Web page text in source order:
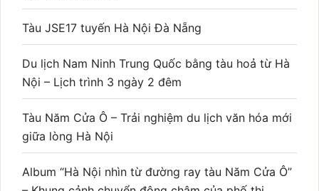
Tàu JSE17 tuyến Hà Nội Đà Nẵng
Du lịch Nam Ninh Trung Quốc bằng tàu hoả từ Hà
Nội – Lịch trình 3 ngày 2 đêm
Tàu Năm Cửa Ô – Trải nghiệm du lịch văn hóa mới
giữa lòng Hà Nội
Album “Hà Nội nhìn từ đường ray tàu Năm Cửa Ô”